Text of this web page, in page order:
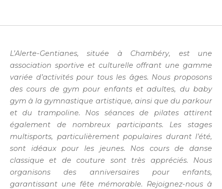
L’Alerte-Gentianes, située à Chambéry, est une
association sportive et culturelle offrant une gamme
variée d’activités pour tous les âges. Nous proposons
des cours de gym pour enfants et adultes, du baby
gym à la gymnastique artistique, ainsi que du parkour
et du trampoline. Nos séances de pilates attirent
également de nombreux participants. Les stages
multisports, particulièrement populaires durant l’été,
sont idéaux pour les jeunes. Nos cours de danse
classique et de couture sont très appréciés. Nous
organisons des anniversaires pour enfants,
garantissant une fête mémorable. Rejoignez-nous à